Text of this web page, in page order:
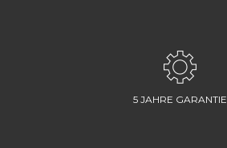
5 JAHRE GARANTIE